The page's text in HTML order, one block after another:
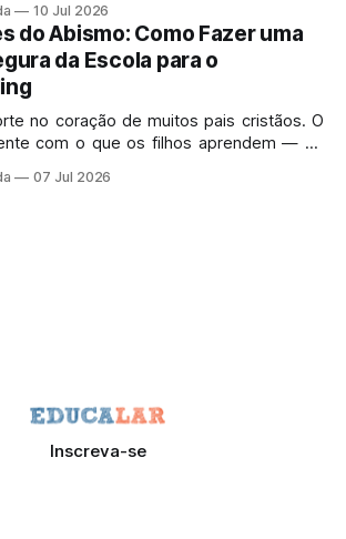
10 Jul 2026
do Abismo: Como Fazer uma
da Escola para o
no coração de muitos pais cristãos. O
com o que os filhos aprendem — ou
legítima.
07 Jul 2026
Inscreva-se